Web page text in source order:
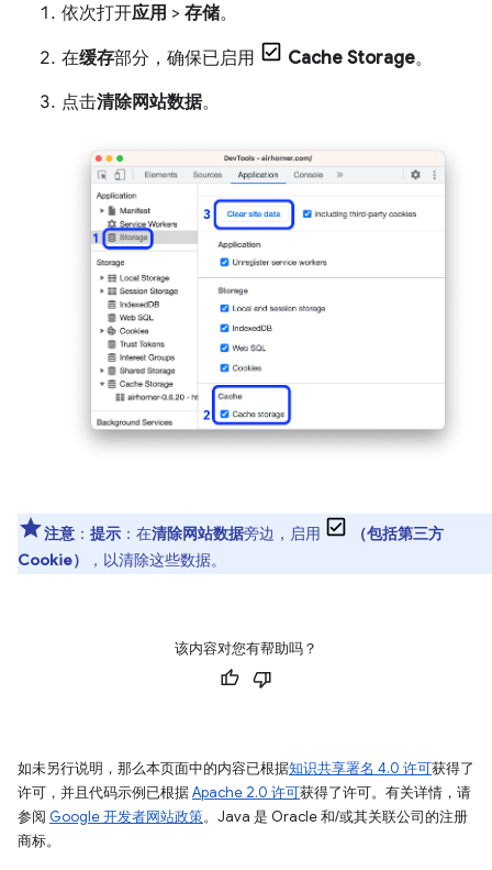
依次打开应用 > 存储。
在缓存部分，确保已启用 Cache Storage。
点击清除网站数据。
注意 ： 提示 ：在清除网站数据旁边，启用
（包括第三方
Cookie）
，以清除这些数据。
该内容对您有帮助吗？
如未另行说明，那么本页面中的内容已根据知识共享署名 4.0 许可获得了
许可，并且代码示例已根据Apache 2.0 许可获得了许可。有关详情，请
参阅 Google 开发者网站政策。Java 是 Oracle 和/或其关联公司的注册
商标。